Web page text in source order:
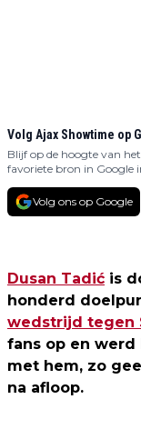
Volg Ajax Showtime op
Blijf op de hoogte van
favoriete bron in Google
Volg ons op Google
Dusan Tadić is
honderd
wedstrijd tegen
fans op en
met hem, zo
na afloop.